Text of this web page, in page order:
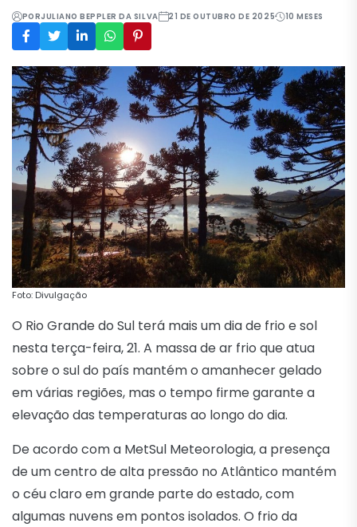
PORJULIANO BEPPLER DA SILVA 21 DE OUTUBRO DE 2025 10 MESES
Foto: Divulgação
O Rio Grande do Sul terá mais um dia de frio e sol
nesta terça-feira, 21. A massa de ar frio que atua
sobre o sul do país mantém o amanhecer gelado
em várias regiões, mas o tempo firme garante a
elevação das temperaturas ao longo do dia.
De acordo com a MetSul Meteorologia, a presença
de um centro de alta pressão no Atlântico mantém
o céu claro em grande parte do estado, com
algumas nuvens em pontos isolados. O frio da